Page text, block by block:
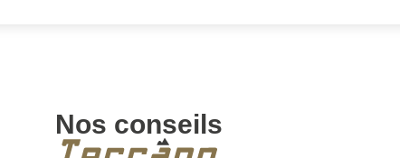
Nos conseils